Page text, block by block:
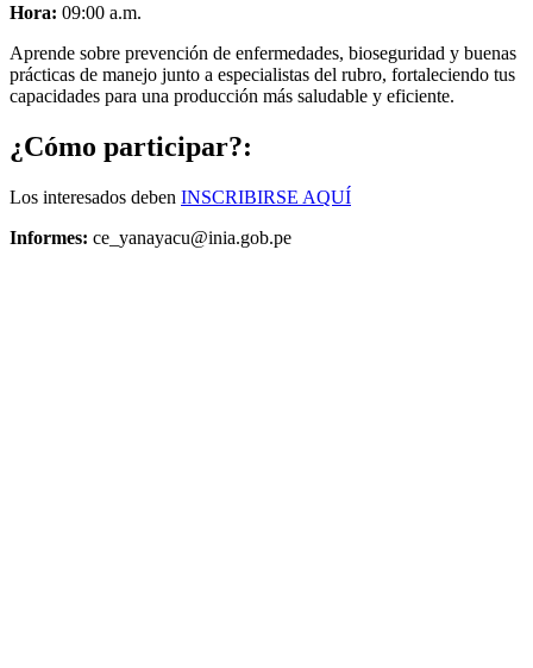
Hora: 09:00 a.m.
Aprende sobre prevención de enfermedades, bioseguridad y buenas
prácticas de manejo junto a especialistas del rubro, fortaleciendo tus
capacidades para una producción más saludable y eficiente.
¿Cómo participar?:
Los interesados deben INSCRIBIRSE AQUÍ
Informes: ce_yanayacu@inia.gob.pe